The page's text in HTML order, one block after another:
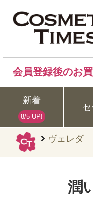
ヴェレダ
会員登録後のお
新着
8/5 UP!
潤